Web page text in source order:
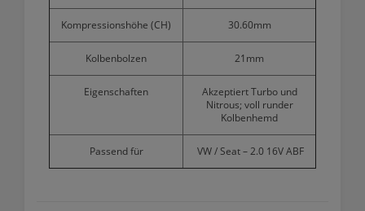
Kompressionshöhe (CH) 30.60mm
Kolbenbolzen 21mm
Eigenschaften
Akzeptiert Turbo und
Nitrous; voll runder
Kolbenhemd
Passend für VW / Seat – 2.0 16V ABF